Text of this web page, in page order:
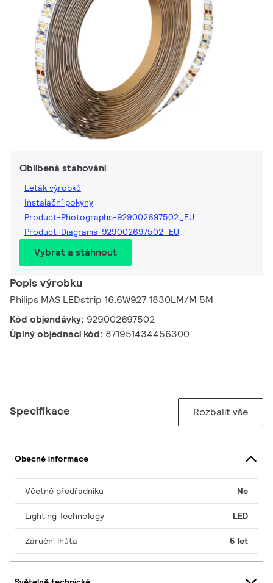
Oblíbená stahování
Leták výrobků
Instalační pokyny
Product-Photographs-929002697502_EU
Product-Diagrams-929002697502_EU
Vybrat a stáhnout
Popis výrobku
Philips MAS LEDstrip 16.6W927 1830LM/M 5M
Kód objendávky: 929002697502
Úplný objednací kód: 871951434456300
Specifikace Rozbalit vše
Obecné informace
Včetně předřadníku Ne
Lighting Technology LED
Záruční lhůta 5 let